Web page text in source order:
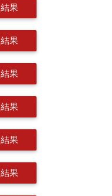
結果
結果
結果
結果
結果
結果